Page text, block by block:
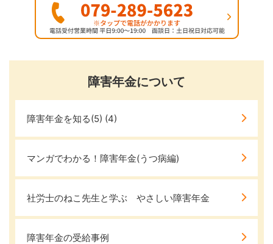
障害年金について
障害年金を知る(5) (4)
マンガでわかる！障害年金(うつ病編)
社労士のねこ先生と学ぶ やさしい障害年金
障害年金の受給事例